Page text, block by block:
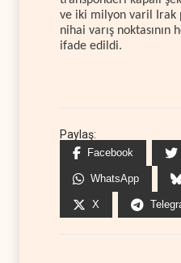
ve iki milyon varil Irak
nihai varış noktasının
ifade edildi.
Paylaş:
Facebook
WhatsApp
X